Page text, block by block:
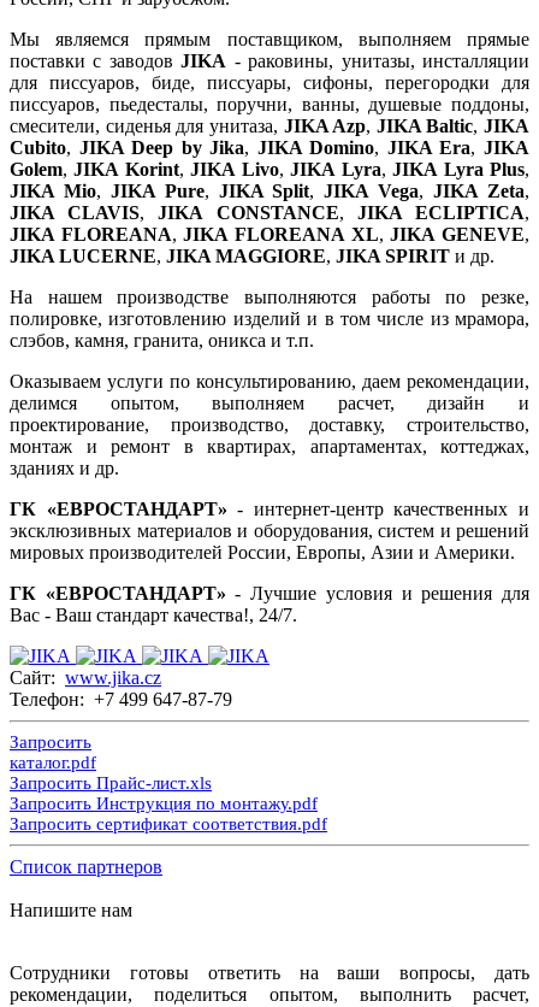
Мы являемся прямым поставщиком, выполняем прямые
поставки с заводовJIKA - раковины, унитазы, инсталляции
для писсуаров, биде, писсуары, сифоны, перегородки для
писсуаров, пьедесталы, поручни, ванны, душевые поддоны,
смесители, сиденья для унитаза, JIKA Azp, JIKA Baltic, JIKA
Cubito, JIKA Deep by Jika, JIKA Domino, JIKA Era,JIKA
Golem,JIKA Korint,JIKA Livo,JIKA Lyra,JIKA Lyra Plus,
JIKA Mio, JIKA Pure, JIKA Split,JIKA Vega,JIKA Zeta,
JIKA CLAVIS,JIKA CONSTANCE, JIKA ECLIPTICA,
JIKA FLOREANA,JIKA FLOREANA XL,JIKA GENEVE,
JIKA LUCERNE, JIKA MAGGIORE, JIKA SPIRIT и др.
На нашем производстве выполняются работы по резке,
полировке, изготовлению изделий и в том числе из мрамора,
слэбов, камня, гранита, оникса и т.п.
Оказываем услуги по консультированию, даем рекомендации,
делимся опытом, выполняем расчет, дизайн и
проектирование, производство, доставку, строительство,
монтаж и ремонт в квартирах, апартаментах, коттеджах,
зданиях и др.
ГК «ЕВРОСТАНДАРТ» - интернет-центр качественных и
эксклюзивных материалов и оборудования, систем и решений
мировых производителей России, Европы, Азии и Америки.
ГК «ЕВРОСТАНДАРТ» - Лучшие условия и решения для
Вас - Ваш стандарт качества!, 24/7.
Сайт: www.jika.cz
Телефон: +7 499 647-87-79
Запросить
каталог.pdf
Запросить Прайс-лист.xls
Запросить Инструкция по монтажу.pdf
Запросить сертификат соответствия.pdf
Список партнеров
Напишите нам
Сотрудники готовы ответить на ваши вопросы, дать
рекомендации, поделиться опытом, выполнить расчет,